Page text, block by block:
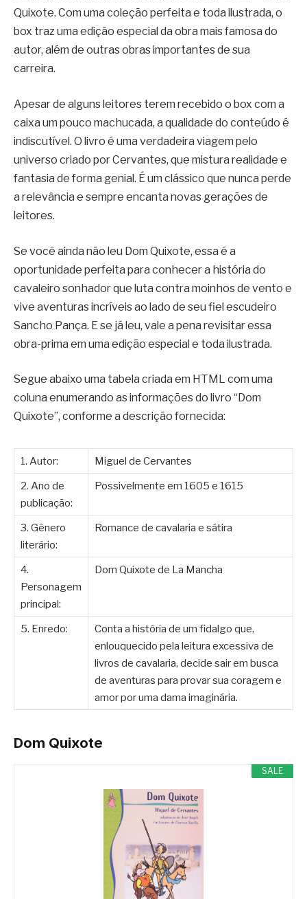
Quixote. Com uma coleção perfeita e toda ilustrada, o
box traz uma edição especial da obra mais famosa do
autor, além de outras obras importantes de sua
carreira.
Apesar de alguns leitores terem recebido o box com a
caixa um pouco machucada, a qualidade do conteúdo é
indiscutível. O livro é uma verdadeira viagem pelo
universo criado por Cervantes, que mistura realidade e
fantasia de forma genial. É um clássico que nunca perde
a relevância e sempre encanta novas gerações de
leitores.
Se você ainda não leu Dom Quixote, essa é a
oportunidade perfeita para conhecer a história do
cavaleiro sonhador que luta contra moinhos de vento e
vive aventuras incríveis ao lado de seu fiel escudeiro
Sancho Pança. E se já leu, vale a pena revisitar essa
obra-prima em uma edição especial e toda ilustrada.
Segue abaixo uma tabela criada em HTML com uma
coluna enumerando as informações do livro “Dom
Quixote”, conforme a descrição fornecida:
1. Autor:
Miguel de Cervantes
2. Ano de
publicação:
Possivelmente em 1605 e 1615
3. Gênero
literário:
Romance de cavalaria e sátira
4.
Personagem
principal:
Dom Quixote de La Mancha
5. Enredo:
Conta a história de um fidalgo que,
enlouquecido pela leitura excessiva de
livros de cavalaria, decide sair em busca
de aventuras para provar sua coragem e
amor por uma dama imaginária.
Dom Quixote
SALE